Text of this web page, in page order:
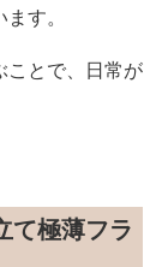
す。
ことで、日常が
て極薄フラ